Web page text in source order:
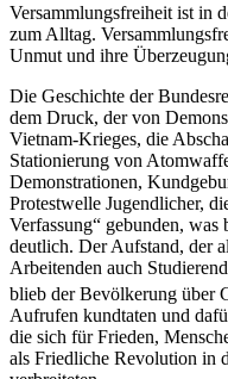
Versammlungsfreiheit ist in
zum Alltag.
Unmut und ihre
Die Geschichte der
dem Druck, der von
Vietnam-Krieges, die
Stationierung von
Demonstrationen,
Protestwelle Jugendlicher,
Verfassung“ gebunden, was
deutlich. Der Aufstand, der
Arbeitenden auch
blieb der Bevölkerung über
Aufrufen kundtaten und
die sich für Frieden,
als Friedliche Revolution in